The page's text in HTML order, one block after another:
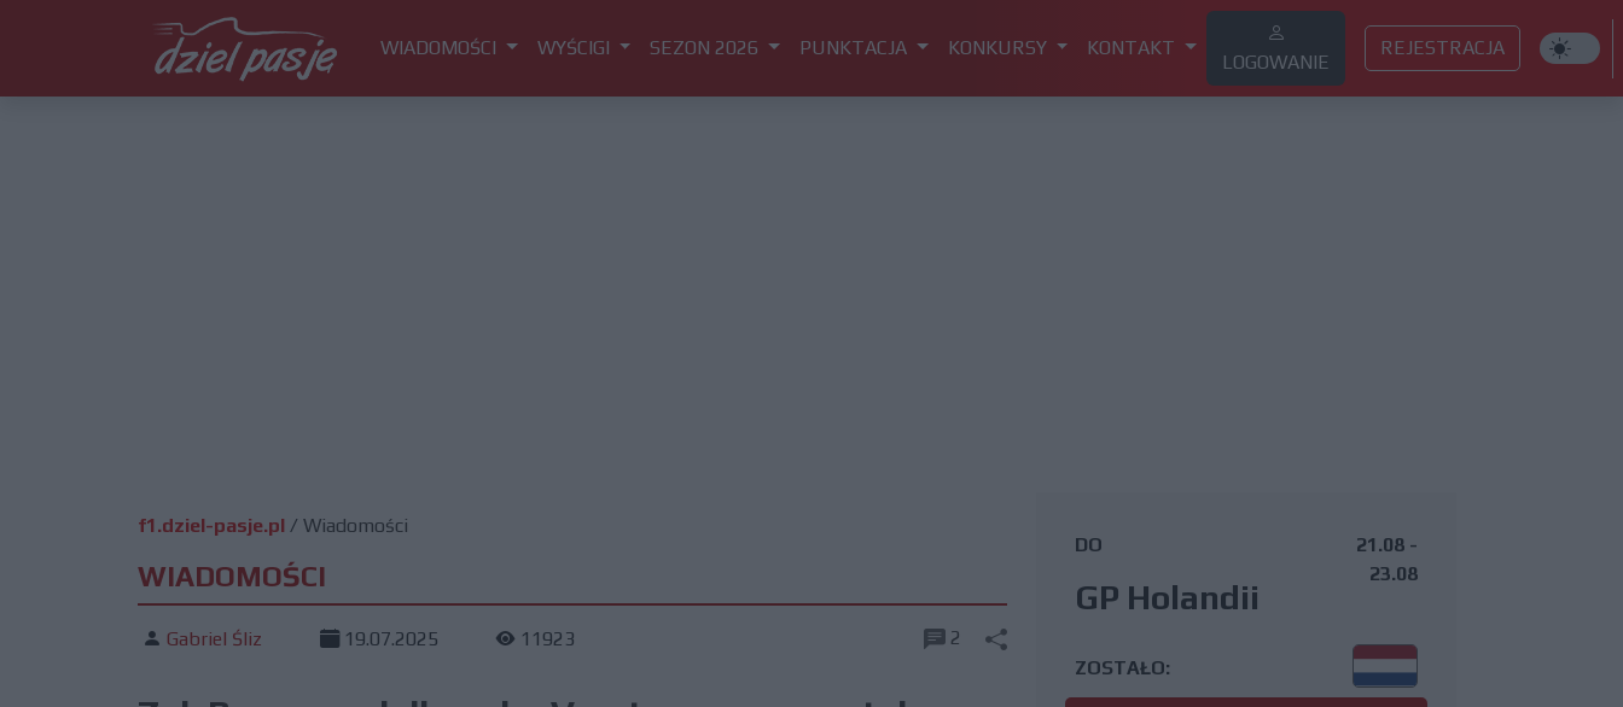
WIADOMOŚCI WYŚCIGI SEZON 2026 PUNKTACJA KONKURSY KONTAKT
LOGOWANIE
REJESTRACJA
f1.dziel-pasje.pl / Wiadomości
WIADOMOŚCI
Gabriel Śliz 19.07.2025 11923 2
DO
GP Holandii
21.08 -
23.08
ZOSTAŁO: